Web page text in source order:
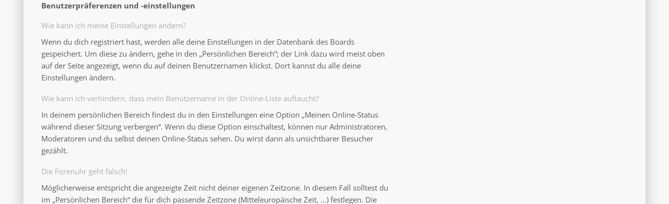
Benutzerpräferenzen und -einstellungen
Wie kann ich meine Einstellungen ändern?
Wenn du dich registriert hast, werden alle deine Einstellungen in der Datenbank des Boards
gespeichert. Um diese zu ändern, gehe in den „Persönlichen Bereich“; der Link dazu wird meist oben
auf der Seite angezeigt, wenn du auf deinen Benutzernamen klickst. Dort kannst du alle deine
Einstellungen ändern.
Wie kann ich verhindern, dass mein Benutzername in der Online-Liste auftaucht?
In deinem persönlichen Bereich findest du in den Einstellungen eine Option „Meinen Online-Status
während dieser Sitzung verbergen“. Wenn du diese Option einschaltest, können nur Administratoren,
Moderatoren und du selbst deinen Online-Status sehen. Du wirst dann als unsichtbarer Besucher
gezählt.
Die Forenuhr geht falsch!
Möglicherweise entspricht die angezeigte Zeit nicht deiner eigenen Zeitzone. In diesem Fall solltest du
im „Persönlichen Bereich“ die für dich passende Zeitzone (Mitteleuropäische Zeit, ...) festlegen. Die